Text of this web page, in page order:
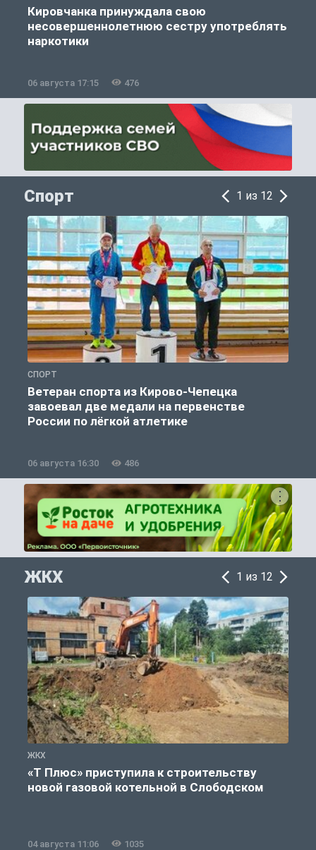
Кировчанка принуждала свою
несовершеннолетнюю сестру употреблять
наркотики
06 августа 17:15 476
Спорт 1 из 12
СПОРТ
Ветеран спорта из Кирово-Чепецка
завоевал две медали на первенстве
России по лёгкой атлетике
06 августа 16:30 486
ЖКХ 1 из 12
ЖКХ
«Т Плюс» приступила к строительству
новой газовой котельной в Слободском
04 августа 11:06 1035